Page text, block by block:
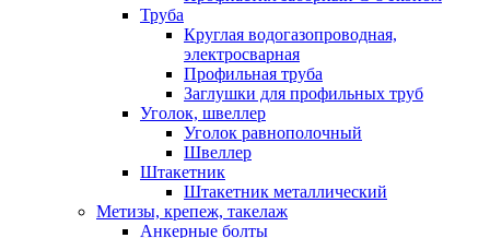
Труба
Круглая водогазопроводная,
электросварная
Профильная труба
Заглушки для профильных труб
Уголок, швеллер
Уголок равнополочный
Швеллер
Штакетник
Штакетник металлический
Метизы, крепеж, такелаж
Анкерные болты